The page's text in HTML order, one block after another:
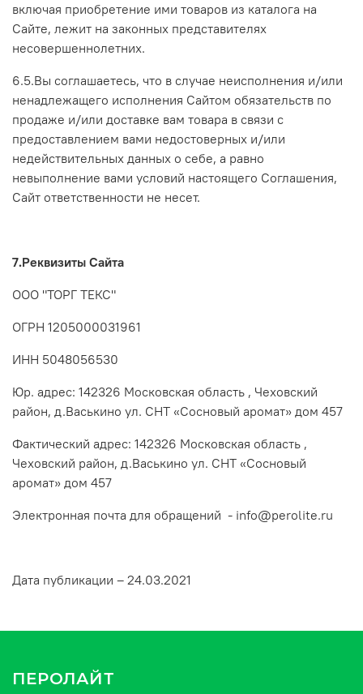
включая приобретение ими товаров из каталога на
Сайте, лежит на законных представителях
несовершеннолетних.
6.5.Вы соглашаетесь, что в случае неисполнения и/или
ненадлежащего исполнения Сайтом обязательств по
продаже и/или доставке вам товара в связи с
предоставлением вами недостоверных и/или
недействительных данных о себе, а равно
невыполнение вами условий настоящего Соглашения,
Сайт ответственности не несет.
7.Реквизиты Сайта
ООО "ТОРГ ТЕКС"
ОГРН 1205000031961
ИНН 5048056530
Юр. адрес: 142326 Московская область , Чеховский
район, д.Васькино ул. СНТ «Сосновый аромат» дом 457
Фактический адрес: 142326 Московская область ,
Чеховский район, д.Васькино ул. СНТ «Сосновый
аромат» дом 457
Электронная почта для обращений - info@perolite.ru
Дата публикации – 24.03.2021
ПЕРОЛАЙТ